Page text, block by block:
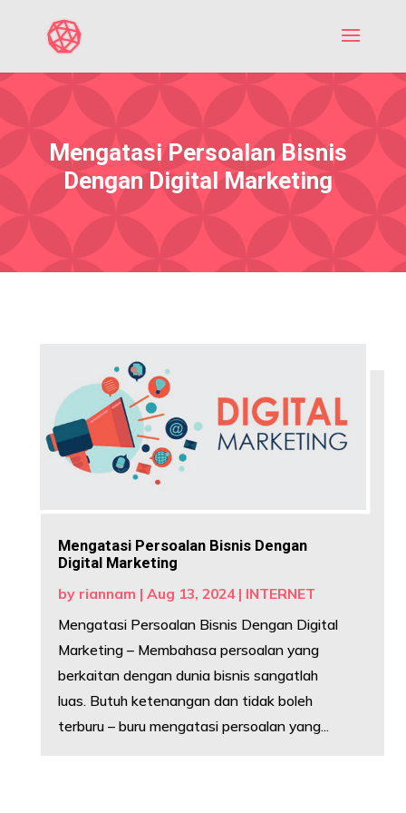
Mengatasi Persoalan Bisnis
Dengan Digital Marketing
Mengatasi Persoalan Bisnis Dengan
Digital Marketing
by riannam | Aug 13, 2024| INTERNET
Mengatasi Persoalan Bisnis Dengan Digital
Marketing – Membahasa persoalan yang
berkaitan dengan dunia bisnis sangatlah
luas. Butuh ketenangan dan tidak boleh
terburu – buru mengatasi persoalan yang...